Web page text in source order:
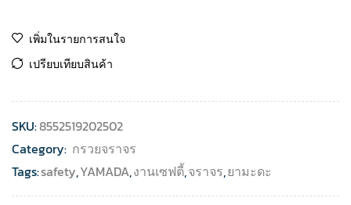
เพิ่มในรายการสนใจ
เปรียบเทียบสินค้า
SKU:8552519202502
Category: กรวยจราจร
Tags:safety,YAMADA,งานเซฟตี้,จราจร,ยามะดะ